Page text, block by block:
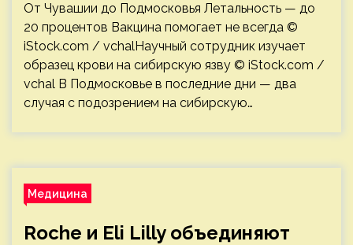
От Чувашии до Подмосковья Летальность — до
20 процентов Вакцина помогает не всегда ©
iStock.com / vchalНаучный сотрудник изучает
образец крови на сибирскую язву © iStock.com /
vchal В Подмосковье в последние дни — два
случая с подозрением на сибирскую…
Медицина
Roche и Eli Lilly объединяют